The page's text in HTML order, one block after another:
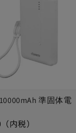
準固体電
（内税）